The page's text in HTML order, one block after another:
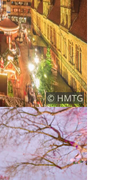
© HMTG